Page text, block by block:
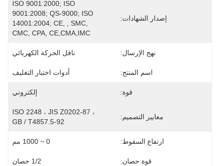
إصدار الشهادات:
ISO 9001:2000; ISO
9001:2008; QS-9000; ISO
14001:2004; CE, , SMC,
CMC, CPA, CE,CMA,IMC
نهج الإرسال: ناقل الحركة الكهربائي
اسم المنتج: أدوات اختبار التغليف
قوة: إلكتروني
معايير التصميم:
ISO 2248 ، JIS Z0202-87 ،
GB / T4857.5-92
ارتفاع السقوط: 0 ~ 1000 مم
قوة حصان: 1/2 حصان